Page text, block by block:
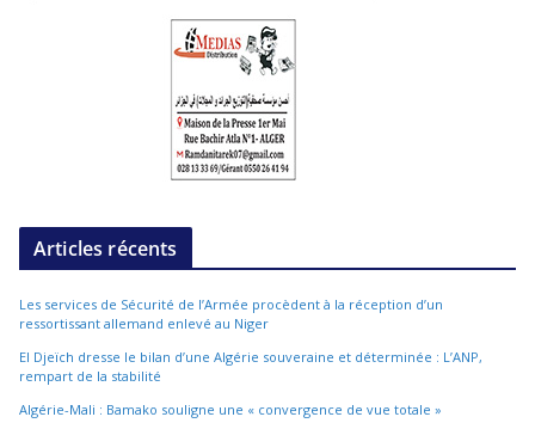
Articles récents
Les services de Sécurité de l’Armée procèdent à la réception d’un
ressortissant allemand enlevé au Niger
El Djeïch dresse le bilan d’une Algérie souveraine et déterminée : L’ANP,
rempart de la stabilité
Algérie-Mali : Bamako souligne une « convergence de vue totale »